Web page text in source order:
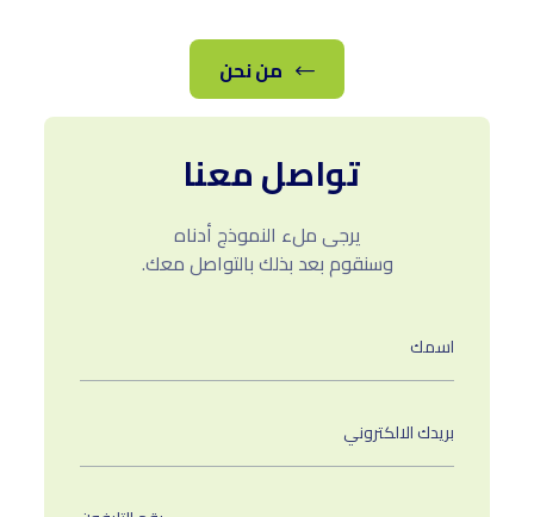
من نحن
تواصل معنا
يرجى ملء النموذج أدناه
وسنقوم بعد بذلك بالتواصل معك.